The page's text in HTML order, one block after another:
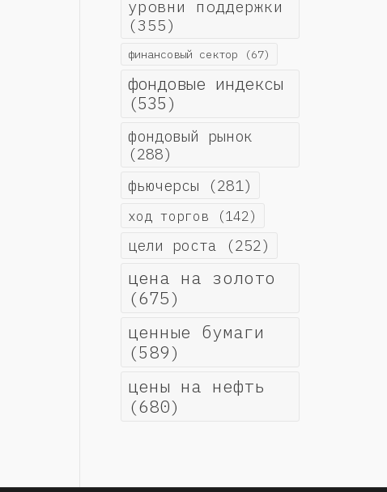
уровни поддержки
(355)
финансовый сектор (67)
фондовые индексы
(535)
фондовый рынок
(288)
фьючерсы (281)
ход торгов (142)
цели роста (252)
цена на золото
(675)
ценные бумаги
(589)
цены на нефть
(680)